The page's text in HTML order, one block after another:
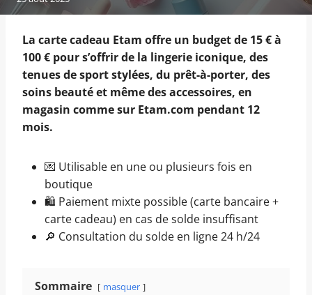
La carte cadeau Etam offre un budget de 15 € à
100 € pour s’offrir de la lingerie iconique, des
tenues de sport stylées, du prêt-à-porter, des
soins beauté et même des accessoires, en
magasin comme sur Etam.com pendant 12
mois.
💌 Utilisable en une ou plusieurs fois en
boutique
🛍️ Paiement mixte possible (carte bancaire +
carte cadeau) en cas de solde insuffisant
🔎 Consultation du solde en ligne 24 h/24
Sommaire masquer